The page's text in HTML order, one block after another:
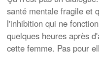
santé mentale fragile et
l'inhibition qui ne
quelques heures après
cette femme. Pas pour